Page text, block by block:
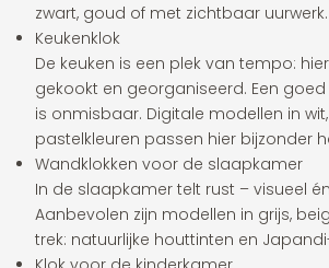
zwart, goud of met zichtbaar uurwerk.
Keukenklok
De keuken is een plek van tempo:
gekookt en georganiseerd. Een
is onmisbaar. Digitale modellen in
pastelkleuren passen hier bijzonder
Wandklokken voor de slaapkamer
In de slaapkamer telt rust – visueel
Aanbevolen zijn modellen in grijs,
trek: natuurlijke houttinten en